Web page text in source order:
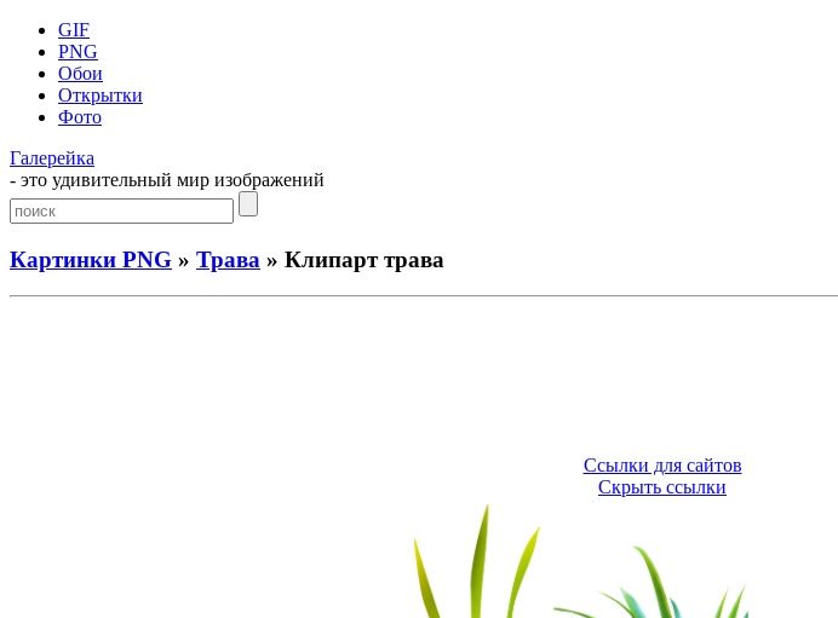
GIF
PNG
Обои
Открытки
Фото
Галерейка
- это удивительный мир изображений
Картинки PNG » Трава » Клипарт трава
Ссылки для сайтов
Скрыть ссылки